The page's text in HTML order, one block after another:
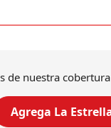
de nuestra
Agrega La